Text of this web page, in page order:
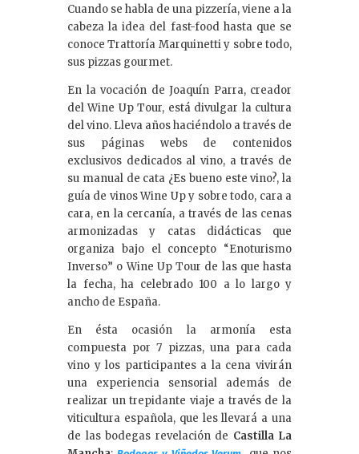
Cuando se habla de una pizzería, viene a la
cabeza la idea del fast-food hasta que se
conoce Trattoría Marquinetti y sobre todo,
sus pizzas gourmet.
En la vocación de Joaquín Parra, creador
del Wine Up Tour, está divulgar la cultura
del vino. Lleva años haciéndolo a través de
sus páginas webs de contenidos
exclusivos dedicados al vino, a través de
su manual de cata ¿Es bueno este vino?, la
guía de vinos Wine Up y sobre todo, cara a
cara, en la cercanía, a través de las cenas
armonizadas y catas didácticas que
organiza bajo el concepto “Enoturismo
Inverso” o Wine Up Tour de las que hasta
la fecha, ha celebrado 100 a lo largo y
ancho de España.
En ésta ocasión la armonía esta
compuesta por 7 pizzas, una para cada
vino y los participantes a la cena vivirán
una experiencia sensorial además de
realizar un trepidante viaje a través de la
viticultura española, que les llevará a una
de las bodegas revelación de Castilla La